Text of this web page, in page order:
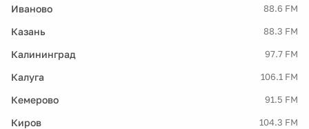
Иваново 88.6 FM
Казань 88.3 FM
Калининград 97.7 FM
Калуга 106.1 FM
Кемерово 91.5 FM
Киров 104.3 FM